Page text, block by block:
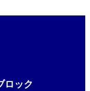
ロック